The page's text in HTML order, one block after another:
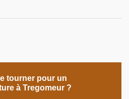
tourner pour un
à Tregomeur ?